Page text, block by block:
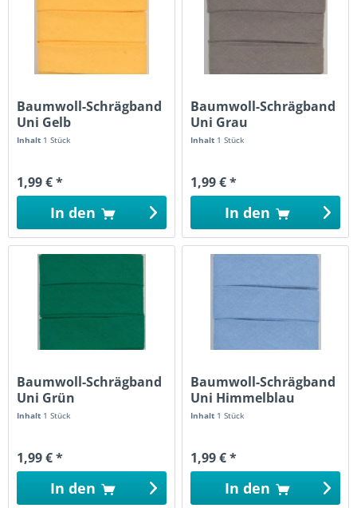
Baumwoll-Schrägband
Uni Gelb
Inhalt 1 Stück
1,99 € *
In den
Baumwoll-Schrägband
Uni Grau
Inhalt 1 Stück
1,99 € *
In den
Baumwoll-Schrägband
Uni Grün
Inhalt 1 Stück
1,99 € *
In den
Baumwoll-Schrägband
Uni Himmelblau
Inhalt 1 Stück
1,99 € *
In den